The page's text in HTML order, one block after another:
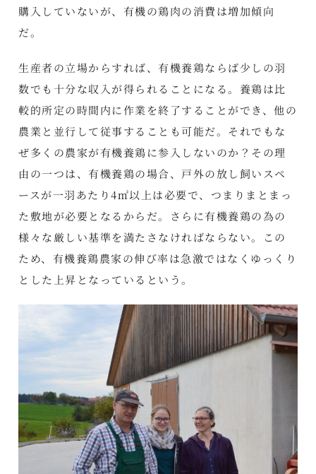
購入していないが、有機の鶏肉の消費は増加傾向
だ。
生産者の立場からすれば、有機養鶏ならば少しの羽
数でも十分な収入が得られることになる。養鶏は比
較的所定の時間内に作業を終了することができ、他の
農業と並行して従事することも可能だ。それでもな
ぜ多くの農家が有機養鶏に参入しないのか？その理
由の一つは、有機養鶏の場合、戸外の放し飼いスペ
ースが一羽あたり4㎡以上は必要で、つまりまとまっ
た敷地が必要となるからだ。さらに有機養鶏の為の
様々な厳しい基準を満たさなければならない。この
ため、有機養鶏農家の伸び率は急激ではなくゆっくり
とした上昇となっているという。